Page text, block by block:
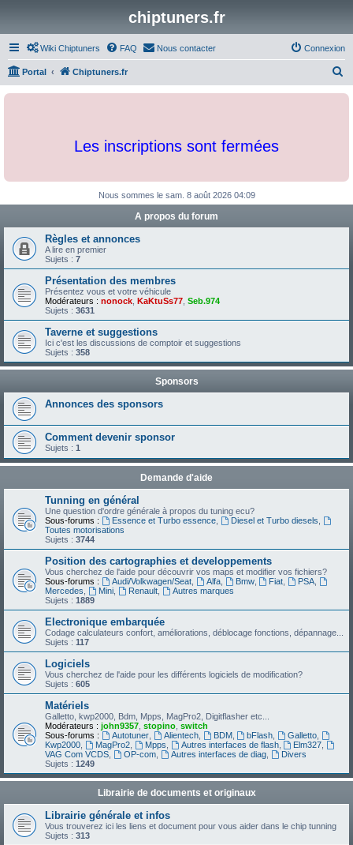
chiptuners.fr
Wiki Chiptuners FAQ Nous contacter Connexion
Portal Chiptuners.fr
c
h
Les inscriptions sont fermées
Nous sommes le sam. 8 août 2026 04:09
A propos du forum
Règles et annonces
A lire en premier
Sujets : 7
Présentation des membres
Présentez vous et votre véhicule
Modérateurs : nonock KaKtuSs77 Seb.974
Sujets : 3631
Taverne et suggestions
Ici c'est les discussions de comptoir et suggestions
Sujets : 358
Sponsors
Annonces des sponsors
Comment devenir sponsor
Sujets : 1
Demande d'aide
Tunning en général
Une question d'ordre générale à propos du tuning ecu?
Sous-forums :
Essence et Turbo essence, Diesel et Turbo diesels
Toutes motorisations
Sujets : 3744
Position des cartographies et developpements
Vous cherchez de l'aide pour découvrir vos maps et modifier vos fichiers?
Sous-forums :
Audi/Volkwagen/Seat, Alfa, Bmw, Fiat PSA
Mercedes
Mini, Renault,
Autres marques
Sujets : 1889
Electronique embarquée
Codage calculateurs confort, améliorations, déblocage fonctions, dépannage...
Sujets : 117
Logiciels
Vous cherchez de l'aide pour les différents logiciels de modification?
Sujets : 605
Matériels
Galletto, kwp2000, Bdm, Mpps, MagPro2, Digitflasher etc...
Modérateurs : john9357 stopino switch
Sous-forums :
Autotuner, Alientech, BDM, bFlash Galletto
Kwp2000
MagPro2, Mpps Autres interfaces de flash, Elm327
VAG Com VCDS
OP-com, Autres interfaces de diag,
Divers
Sujets : 1249
Librairie de documents et originaux
Librairie générale et infos
Vous trouverez ici les liens et document pour vous aider dans le chip tunning
Sujets : 313